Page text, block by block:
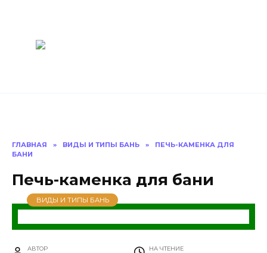
ГЛАВНАЯ » ВИДЫ И ТИПЫ БАНЬ »
ПЕЧЬ-КАМЕНКА ДЛЯ
БАНИ
Печь-каменка для бани
ВИДЫ И ТИПЫ БАНЬ
АВТОР НА ЧТЕНИЕ